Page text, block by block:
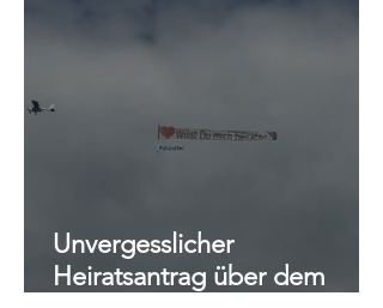
Unvergesslicher
Heiratsantrag über dem